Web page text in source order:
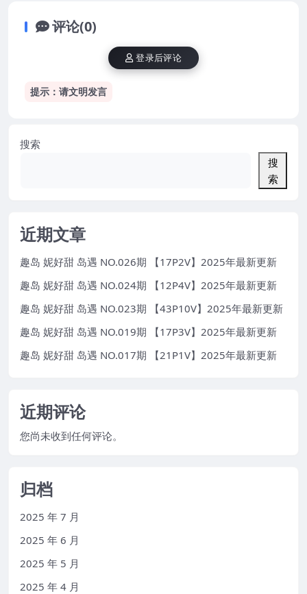
评论(0)
提示：请文明发言
登录后评论
搜索
搜
索
近期文章
趣岛 妮好甜 岛遇 NO.026期 【17P2V】2025年最新更新
趣岛 妮好甜 岛遇 NO.024期 【12P4V】2025年最新更新
趣岛 妮好甜 岛遇 NO.023期 【43P10V】2025年最新更新
趣岛 妮好甜 岛遇 NO.019期 【17P3V】2025年最新更新
趣岛 妮好甜 岛遇 NO.017期 【21P1V】2025年最新更新
近期评论
您尚未收到任何评论。
归档
2025 年 7 月
2025 年 6 月
2025 年 5 月
2025 年 4 月